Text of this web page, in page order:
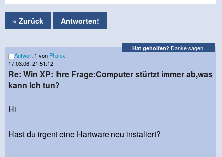
« Zurück Antworten!
Hat geholfen? Danke sagen!
Antwort 1 von Phönix
17.03.06, 21:51:12
Re: Win XP: Ihre Frage:Computer stürtzt immer ab,was
kann Ich tun?
Hi
Hast du irgent eine Hartware neu instaliert?